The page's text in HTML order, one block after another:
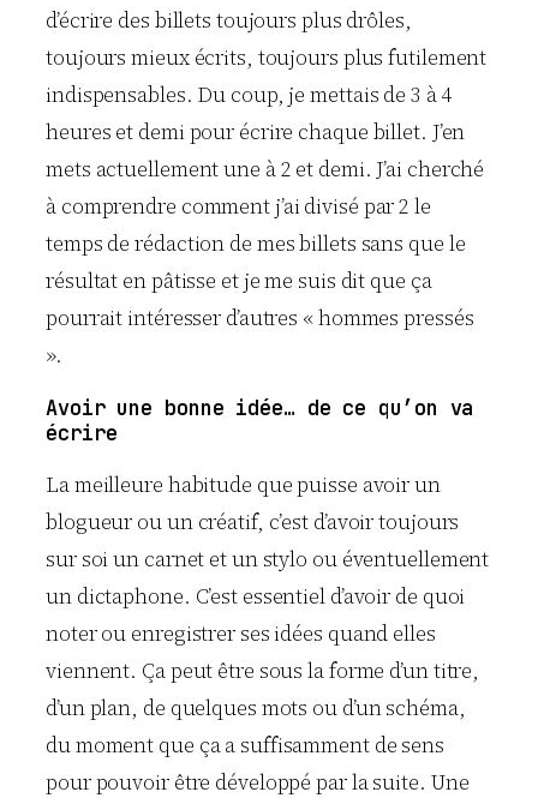
d’écrire des billets toujours plus drôles,
toujours mieux écrits, toujours plus futilement
indispensables. Du coup, je mettais de 3 à 4
heures et demi pour écrire chaque billet. J’en
mets actuellement une à 2 et demi. J’ai cherché
à comprendre comment j’ai divisé par 2 le
temps de rédaction de mes billets sans que le
résultat en pâtisse et je me suis dit que ça
pourrait intéresser d’autres « hommes pressés
».
Avoir une bonne idée… de ce qu’on va
écrire
La meilleure habitude que puisse avoir un
blogueur ou un créatif, c’est d’avoir toujours
sur soi un carnet et un stylo ou éventuellement
un dictaphone. C’est essentiel d’avoir de quoi
noter ou enregistrer ses idées quand elles
viennent. Ça peut être sous la forme d’un titre,
d’un plan, de quelques mots ou d’un schéma,
du moment que ça a suffisamment de sens
pour pouvoir être développé par la suite. Une